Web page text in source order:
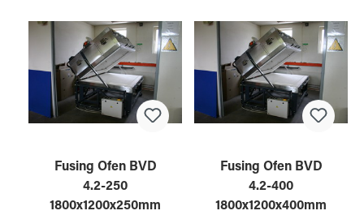
Fusing Ofen BVD
4.2-250
1800x1200x250mm
Fusing Ofen BVD
4.2-400
1800x1200x400mm